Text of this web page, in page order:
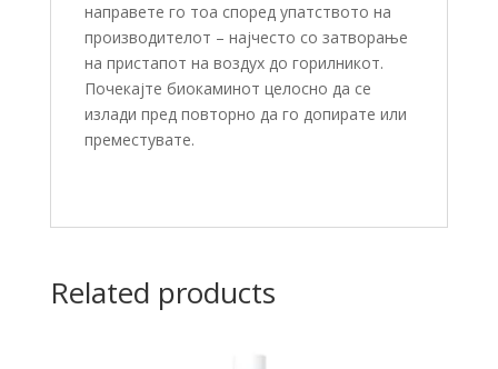
направете го тоа според упатството на
производителот – најчесто со затворање
на пристапот на воздух до горилникот.
Почекајте биокаминот целосно да се
излади пред повторно да го допирате или
преместувате.
Related products